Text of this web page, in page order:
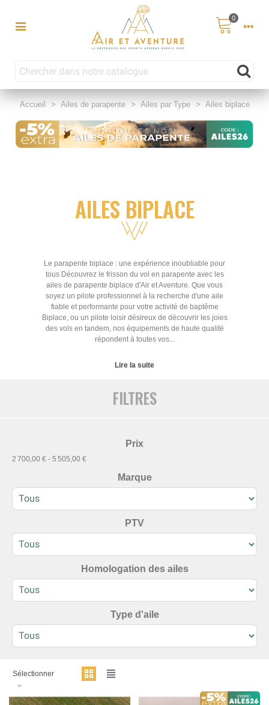
0
Accueil > Ailes de parapente > Ailes par Type > Ailes biplace
FILTRES
Prix
2 700,00 € - 5 505,00 €
Marque
PTV
Homologation des ailes
Type d'aile
AILES BIPLACE
Le parapente biplace : une expérience inoubliable pour
tous Découvrez le frisson du vol en parapente avec les
ailes de parapente biplace d'Air et Aventure. Que vous
soyez un pilote professionnel à la recherche d'une aile
fiable et performante pour votre activité de baptême
Biplace, ou un pilote loisir désireux de découvrir les joies
des vols en tandem, nos équipements de haute qualité
répondent à toutes vos...
Lire la suite
Sélectionner